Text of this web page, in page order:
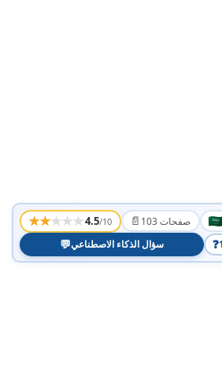
★★★★★4.5/10 📄 103 صفحات
💬سؤال الذكاء الاصطناعي ❓